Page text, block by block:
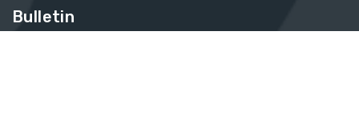
Bulletin